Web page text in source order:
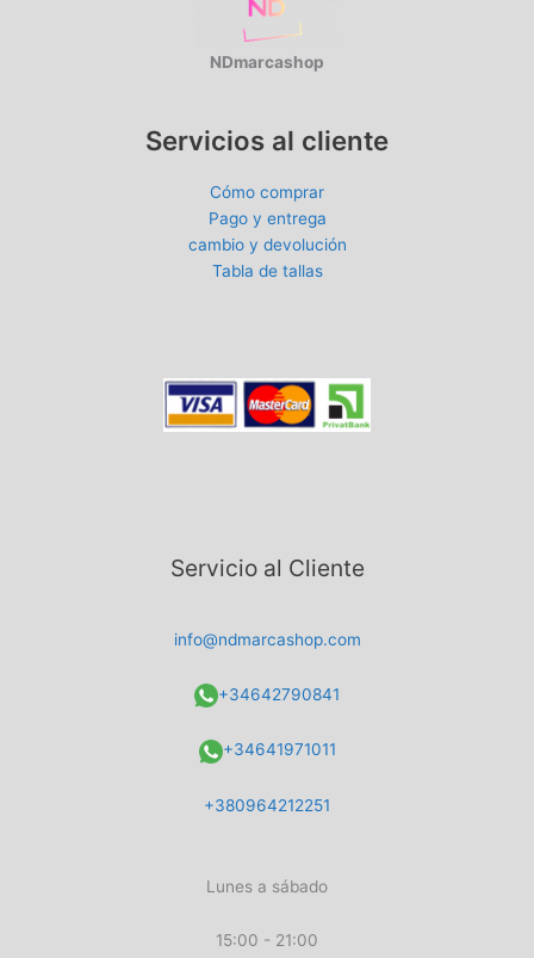
NDmarcashop
Servicios al cliente
Cómo comprar
Pago y entrega
cambio y devolución
Tabla de tallas
Servicio al Cliente
info@ndmarcashop.com
+34642790841
+34641971011
+380964212251
Lunes a sábado
15:00 - 21:00